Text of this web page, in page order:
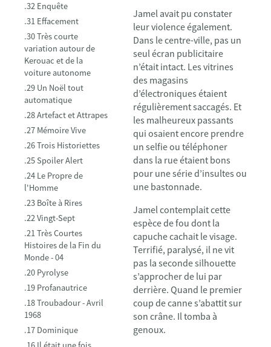
.32 Enquête
.31 Effacement
.30 Très courte
variation autour de
Kerouac et de la
voiture autonome
.29 Un Noël tout
automatique
.28 Artefact et Attrapes
.27 Mémoire Vive
.26 Trois Historiettes
.25 Spoiler Alert
.24 Le Propre de
l'Homme
.23 Boîte à Rires
.22 Vingt-Sept
.21 Très Courtes
Histoires de la Fin du
Monde - 04
.20 Pyrolyse
.19 Profanautrice
.18 Troubadour - Avril
1968
.17 Dominique
Jamel avait pu constater
leur violence également.
Dans le centre-ville, pas un
seul écran publicitaire
n’était intact. Les vitrines
des magasins
d’électroniques étaient
régulièrement saccagés. Et
les malheureux passants
qui osaient encore prendre
un selfie ou téléphoner
dans la rue étaient bons
pour une série d’insultes ou
une bastonnade.
Jamel contemplait cette
espèce de fou dont la
capuche cachait le visage.
Terrifié, paralysé, il ne vit
pas la seconde silhouette
s’approcher de lui par
derrière. Quand le premier
coup de canne s’abattit sur
son crâne. Il tomba à
genoux.